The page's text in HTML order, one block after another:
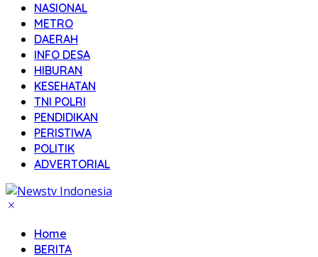
NASIONAL
METRO
DAERAH
INFO DESA
HIBURAN
KESEHATAN
TNI POLRI
PENDIDIKAN
PERISTIWA
POLITIK
ADVERTORIAL
Home
BERITA